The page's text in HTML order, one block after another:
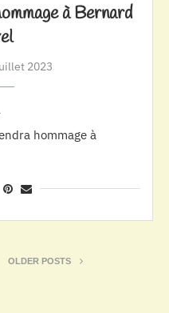
à Bernard
2023
hommage à
OLDER POSTS